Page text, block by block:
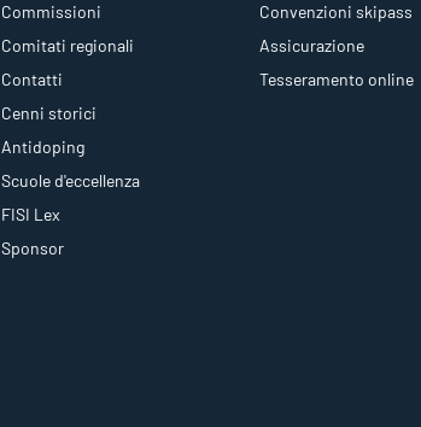
Commissioni
Comitati regionali
Contatti
Cenni storici
Antidoping
Scuole d'eccellenza
FISI Lex
Sponsor
Convenzioni skipass
Assicurazione
Tesseramento online